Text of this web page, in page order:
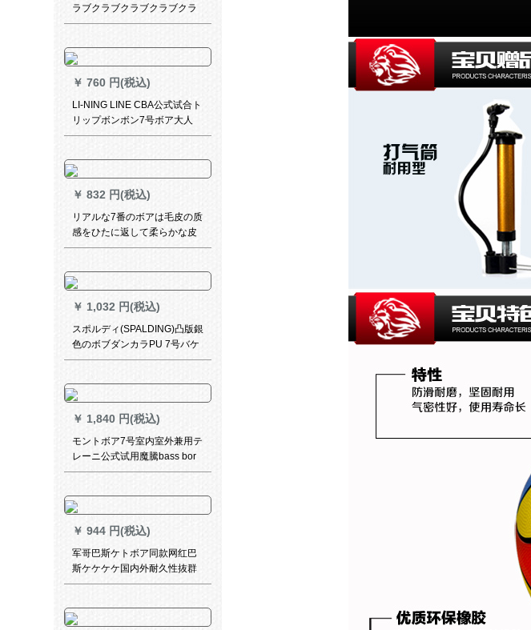
ラブクラブクラブクラブクラ
ブ公式试合laciu価格比噬黒色
￥ 760 円(税込)
LI-NING LINE CBA公式试合ト
リップボンボン7号ボア大人
PU室外耐久性抜群滑り止め5
号ボア【子供供】LBK 855
￥ 832 円(税込)
リアルな7番のボアは毛皮の质
感をひたに返して柔らかな皮
の耐久性を抜粋します。群公
生徒様が毛をひたに返す室外
のウェルストの道をめます。
￥ 1,032 円(税込)
スポルディ(SPALDING)凸版銀
色のボブダンカラPU 7号バケ
ト76-350 Yバール/イエロスポ
￥ 1,840 円(税込)
モントボア7号室内室外兼用テ
レーニ公式试用魔騰bass bor
吸湿耐久性抜群PUソフォト皮
￥ 944 円(税込)
军哥巴斯ケトボア同款网红巴
斯ケケケケ国内外耐久性抜群
ボストン本革手触リ7号个性标
ブルー